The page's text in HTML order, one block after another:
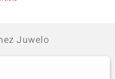
Juwelo